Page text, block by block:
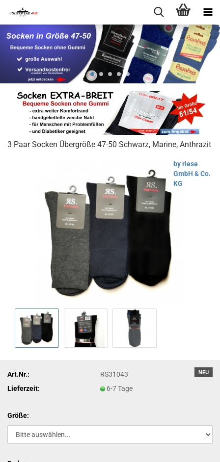
3 Paar Socken Übergröße 47-50 Schwarz, Marine, Anthrazit
by riese
GmbH & Co.
KG
NEU
Art.Nr.:
RS31043
Lieferzeit:
6-7 Tage
Größe: